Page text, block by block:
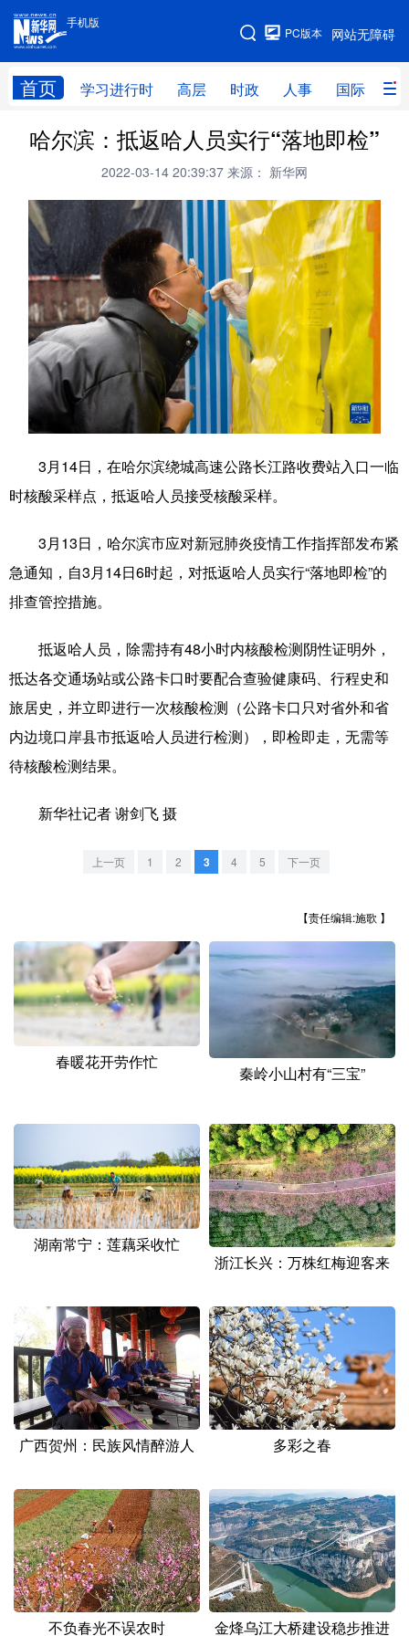
手机版
网站无障碍
PC版本
首页 学习进行时 高层 时政 人事 国际 财
手机版
网站地图
学习进行时 高层 时政 人事
财经 网评
台湾 思客智库 全球连线 教育
科技 科创 量子 体育
文化 书画 健康 军事
访谈 视频 图片 政务
法律 中央文件 金融 汽车
食品 人居 信息化 数字经济
文化产业
地方频道
北京 天津 河北 山西
辽宁 吉林 上海 江苏
山东 河南
广西 海南
陕西 甘肃 青海 宁夏
新疆 内蒙古 黑龙江
多语种频道
Français
Русский язык 日本語 한국어
Deutsch Português
哈尔滨：抵返哈人员实行“落地即检”
2022-03-14 20:39:37 来源： 新华网
3月14日，在哈尔滨绕城高速公路长江路收费站入口一临
时核酸采样点，抵返哈人员接受核酸采样。
3月13日，哈尔滨市应对新冠肺炎疫情工作指挥部发布紧
急通知，自3月14日6时起，对抵返哈人员实行“落地即检”的
排查管控措施。
抵返哈人员，除需持有48小时内核酸检测阴性证明外，
抵达各交通场站或公路卡口时要配合查验健康码、行程史和
旅居史，并立即进行一次核酸检测（公路卡口只对省外和省
内边境口岸县市抵返哈人员进行检测），即检即走，无需等
待核酸检测结果。
新华社记者 谢剑飞 摄
上一页 1 2 3 4 5 下一页
【责任编辑:施歌 】
春暖花开劳作忙
秦岭小山村有“三宝”
湖南常宁：莲藕采收忙
浙江长兴：万株红梅迎客来
广西贺州：民族风情醉游人 多彩之春
不负春光不误农时 金烽乌江大桥建设稳步推进